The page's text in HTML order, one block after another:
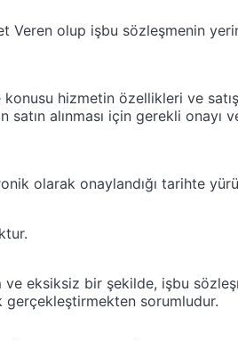
Veren olup işbu sözleşmenin
hizmetin özellikleri ve
satın alınması için gerekli onayı
olarak onaylandığı tarihte
eksiksiz bir şekilde, işbu
gerçekleştirmekten sorumludur.